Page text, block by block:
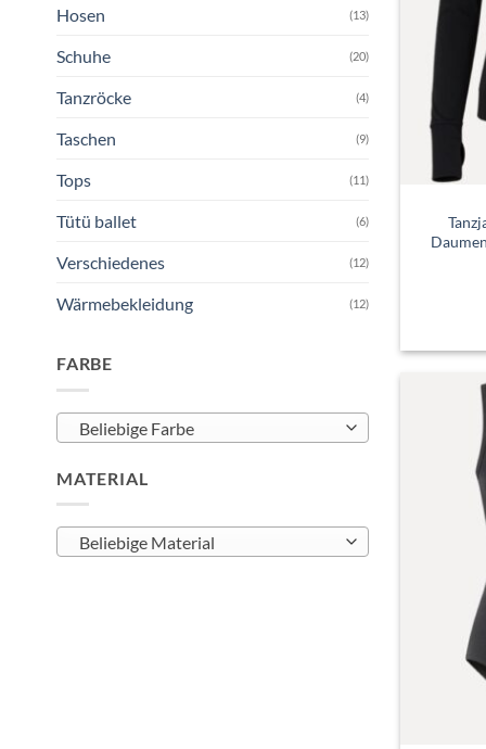
Hosen (13)
Schuhe (20)
Tanzröcke (4)
Taschen (9)
Tops (11)
Tütü ballet (6)
Verschiedenes (12)
Wärmebekleidung (12)
FARBE
Beliebige Farbe
MATERIAL
Beliebige Material